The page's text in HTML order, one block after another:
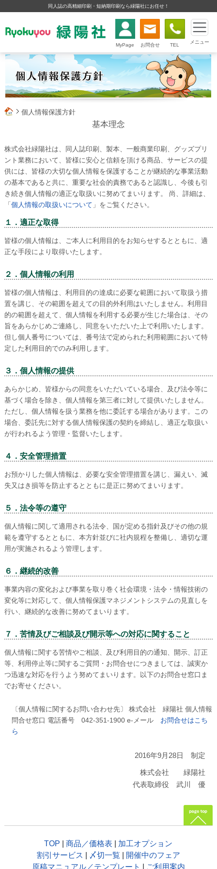
同人誌の高精細印刷・短納期印刷なら緑陽社にお任せ！
MyPage お問合せ TEL メニュー
個人情報保護方針
基本理念
株式会社緑陽社は、同人誌印刷、製本、一般商業印刷、グッズプリ
ント業務において、皆様に安心と信頼を頂ける商品、サービスの提
供には、皆様の大切な個人情報を保護することが継続的な事業活動
の基本であると共に、重要な社会的責務であると認識し、今後も引
き続き個人情報の適正な取扱いに努めてまいります。 尚、詳細は、
「 個人情報の取扱いについて 」をご覧ください。
１．適正な取得
皆様の個人情報は、ご本人に利用目的をお知らせするとともに、適
正な手段により取得いたします。
２．個人情報の利用
皆様の個人情報は、利用目的の達成に必要な範囲において取扱う措
置を講じ、その範囲を超えての目的外利用はいたしません。利用目
的の範囲を超えて、個人情報を利用する必要が生じた場合は、その
旨をあらかじめご連絡し、同意をいただいた上で利用いたします。
但し個人番号については、番号法で定められた利用範囲において特
定した利用目的でのみ利用します。
３．個人情報の提供
あらかじめ、皆様からの同意をいただいている場合、及び法令等に
基づく場合を除き、個人情報を第三者に対して提供いたしません。
ただし、個人情報を扱う業務を他に委託する場合があります。この
場合、委託先に対する個人情報保護の契約を締結し、適正な取扱い
が行われるよう管理・監督いたします。
４．安全管理措置
お預かりした個人情報は、必要な安全管理措置を講じ、漏えい、滅
失又はき損等を防止するとともに是正に努めてまいります。
５．法令等の遵守
個人情報に関して適用される法令、国が定める指針及びその他の規
範を遵守するとともに、本方針並びに社内規程を整備し、適切な運
用が実施されるよう管理します。
６．継続的改善
事業内容の変化および事業を取り巻く社会環境・法令・情報技術の
変化等に対応して、個人情報保護マネジメントシステムの見直しを
行い、継続的な改善に努めてまいります。
７．苦情及びご相談及び開示等への対応に関すること
個人情報に関する苦情やご相談、及び利用目的の通知、開示、訂正
等、利用停止等に関するご質問・お問合せにつきましては、誠実か
つ迅速な対応を行うよう努めてまいります。以下のお問合せ窓口ま
でお寄せください。
〔個人情報に関するお問い合わせ先〕 株式会社 緑陽社 個人情報
問合せ窓口 電話番号 042-351-1900 e-メール お問合せはこち
ら
2016年9月28日 制定
株式会社 緑陽社
代表取締役 武川 優
TOP 商品／価格表
加工オプション
割引サービス
〆切一覧
開催中のフェア
原稿マニュアル／テンプレート
ご利用案内